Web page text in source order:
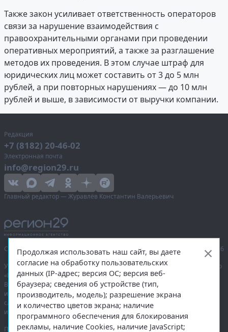
Также закон усиливает ответственность операторов
связи за нарушение взаимодействия с
правоохранительными органами при проведении
оперативных мероприятий, а также за разглашение
методов их проведения. В этом случае штраф для
юридических лиц может составить от 3 до 5 млн
рублей, а при повторных нарушениях — до 10 млн
рублей и выше, в зависимости от выручки компании.
Редакция
+7 (8182) 20-46-02
Электронная почта
info@region29.ru
Главный редактор — Журавлёв Константин Валерьевич
Сетевое издание «Информационное агентство Регион 29»,
© 2016–2026
Учредитель — общество с ограниченной ответственностью «Агентство
«Правда Севера».
Выписка из реестра зарегистрированных средств массовой
информации:ЭЛ № ФС 77-74226от 09.11.2018 выдано Федеральной
службой по надзору в сфере связи, информационных технологий
и массовых коммуникаций (Роскомнадзор).
При полном или частичном использовании любых материалов
Продолжая использовать наш сайт, вы даете
согласие на обработку пользовательских
данных (IP-адрес; версия ОС; версия веб-
браузера; сведения об устройстве (тип,
производитель, модель); разрешение экрана
и количество цветов экрана; наличие
программного обеспечения для блокирования
рекламы, наличие Cookies, наличие JavaScript;